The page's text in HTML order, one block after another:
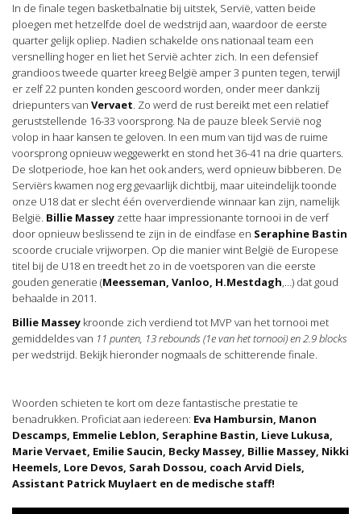
In de finale tegen basketbalnatie bij uitstek, Servië, vatten beide
ploegen met hetzelfde doel de wedstrijd aan, waardoor de eerste
quarter gelijk opliep. Nadien schakelde ons nationaal team een
versnelling hoger en liet het Servië achter zich. In een defensief
grandioos tweede quarter kreeg België amper 3 punten tegen, terwijl
er zelf 22 punten konden gescoord worden, onder meer dankzij
driepunters van Vervaet. Zo werd de rust bereikt met een relatief
geruststellende 16-33 voorsprong. Na de pauze bleek Servië nog
volop in haar kansen te geloven. In een mum van tijd was de ruime
voorsprong opnieuw weggewerkt en stond het 36-41 na drie quarters.
De slotperiode, hoe kan het ook anders, werd opnieuw bibberen. De
Serviërs kwamen nog erg gevaarlijk dichtbij, maar uiteindelijk toonde
onze U18 dat er slecht één oververdiende winnaar kan zijn, namelijk
België. Billie Massey zette haar impressionante tornooi in de verf
door opnieuw beslissend te zijn in de eindfase en Seraphine Bastin
scoorde cruciale vrijworpen. Op die manier wint België de Europese
titel bij de U18 en treedt het zo in de voetsporen van die eerste
gouden generatie (Meesseman, Vanloo, H.Mestdagh,…) dat goud
behaalde in 2011.
Billie Massey kroonde zich verdiend tot MVP van het tornooi met
gemiddeldes van 11 punten, 13 rebounds (1e van het tornooi) en 2.9 blocks
per wedstrijd. Bekijk hieronder nogmaals de schitterende finale.
Woorden schieten te kort om deze fantastische prestatie te
benadrukken. Proficiat aan iedereen: Eva Hambursin, Manon
Descamps, Emmelie Leblon, Seraphine Bastin, Lieve Lukusa,
Marie Vervaet, Emilie Saucin, Becky Massey, Billie Massey, Nikki
Heemels, Lore Devos, Sarah Dossou, coach Arvid Diels,
Assistant Patrick Muylaert en de medische staff!